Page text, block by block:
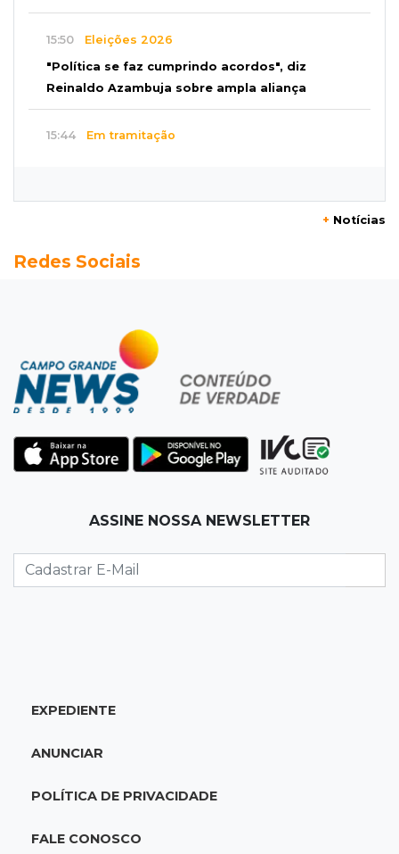
15:50 Eleições 2026
"Política se faz cumprindo acordos", diz
Reinaldo Azambuja sobre ampla aliança
15:44 Em tramitação
Caminhão envolvido em acidente com 4
Pagará indenização
Homem que atacou ex com motosserra na
frente da filha é condenado
Rodamos 1.000 km com o Basalt; veja onde
ele mais surpreendeu
Luto na arquitetura
arquiteto dos projetos fora do comum
14:47"Acrodermo"
pesquisa da UFMS premiada no Paìs
14:38Liberadas
Justiça suspende punições do MEC a cursos de
+ Notícias
Redes Sociais
ASSINE NOSSA NEWSLETTER
EXPEDIENTE
ANUNCIAR
POLÍTICA DE PRIVACIDADE
FALE CONOSCO